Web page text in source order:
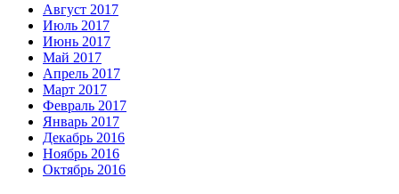
Август 2017
Июль 2017
Июнь 2017
Май 2017
Апрель 2017
Март 2017
Февраль 2017
Январь 2017
Декабрь 2016
Ноябрь 2016
Октябрь 2016